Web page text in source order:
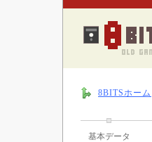
8BITSホーム
基本データ